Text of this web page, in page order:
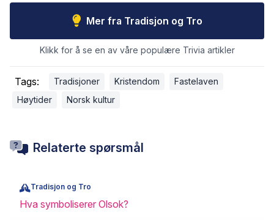
Mer fra Tradisjon og Tro
Klikk for å se en av våre populære Trivia artikler
Tags: Tradisjoner Kristendom
Fastelaven
Høytider
Norsk kultur
Relaterte spørsmål
Tradisjon og Tro
Hva symboliserer Olsok?